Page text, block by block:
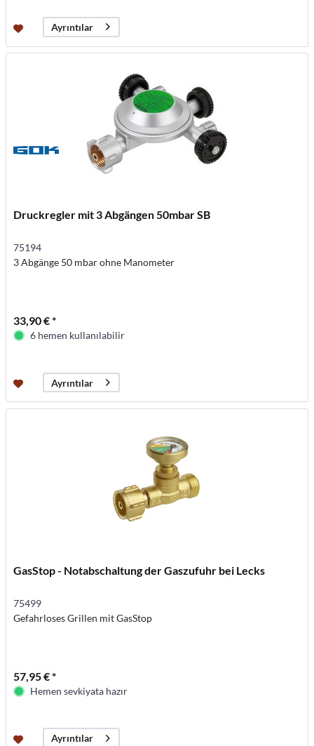
Ayrıntılar
Druckregler mit 3 Abgängen 50mbar SB
75194
3 Abgänge 50 mbar ohne Manometer
33,90 € *
6 hemen kullanılabilir
Ayrıntılar
GasStop - Notabschaltung der Gaszufuhr bei Lecks
75499
Gefahrloses Grillen mit GasStop
57,95 € *
Hemen sevkiyata hazır
Ayrıntılar